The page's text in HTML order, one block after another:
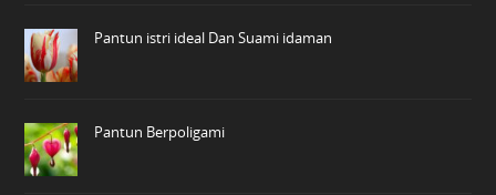
Pantun istri ideal Dan Suami idaman
Pantun Berpoligami